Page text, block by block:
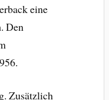
eine
Den
Zusätzlich